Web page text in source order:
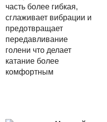
часть более гибкая,
сглаживает вибрации и
предотвращает
передавливание
голени что делает
катание более
комфортным